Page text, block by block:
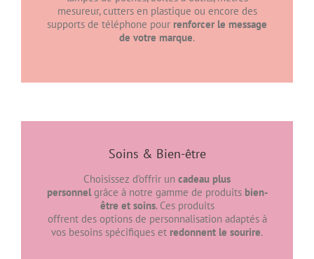
mesureur, cutters en plastique ou encore des
supports de téléphone pour renforcer le message
de votre marque.
Soins & Bien-être
Choisissez d’offrir un cadeau plus
personnelgrâce à notre gamme de produits bien-
être et soins. Ces produits
offrent des options de personnalisation adaptés à
vos besoins spécifiques et redonnent le sourire.